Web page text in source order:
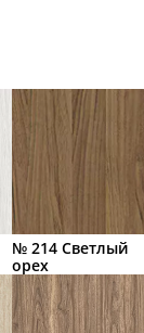
№ 214 Светлый
орех